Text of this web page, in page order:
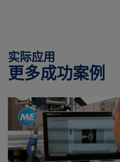
实际应用
更多成功案例